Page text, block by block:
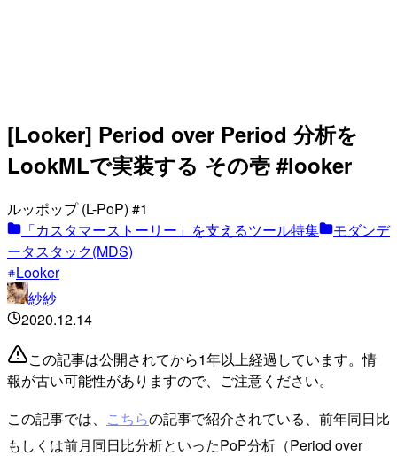
[Looker] Period over Period 分析を
LookMLで実装する その壱 #looker
ルッポップ (L-PoP) #1
「カスタマーストーリー」を支えるツール特集
モダンデ
ータスタック(MDS)
Looker
紗紗
2020.12.14
この記事は公開されてから1年以上経過しています。情
報が古い可能性がありますので、ご注意ください。
この記事では、 こちらの記事で紹介されている、前年同日比
もしくは前月同日比分析といったPoP分析（Period over